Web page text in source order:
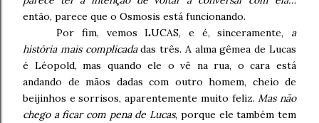
então, parece que o Osmosis está funcionando.
Por fim, vemos LUCAS, e é, sinceramente, a
história mais complicadadas três. A alma gêmea de Lucas
é Léopold, mas quando ele o vê na rua, o cara está
andando de mãos dadas com outro homem, cheio de
beijinhos e sorrisos, aparentemente muito feliz.Mas não
chego a ficar com pena de Lucas, porque ele também tem